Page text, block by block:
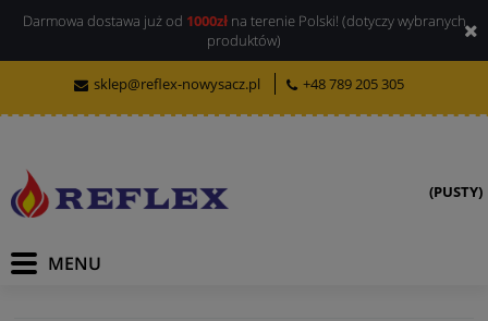
Darmowa dostawa już od 1000złna terenie Polski! (dotyczy wybranych
produktów)
sklep@reflex-nowysacz.pl +48 789 205 305
(PUSTY)